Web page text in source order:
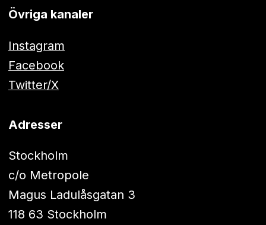
Övriga kanaler
Instagram
Facebook
Twitter/X
Adresser
Stockholm
c/o Metropole
Magus Ladulåsgatan 3
118 63 Stockholm